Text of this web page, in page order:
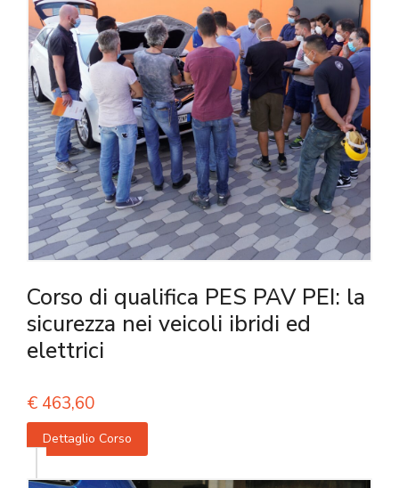
Corso di qualifica PES PAV PEI: la
sicurezza nei veicoli ibridi ed
elettrici
€ 463,60
Dettaglio Corso